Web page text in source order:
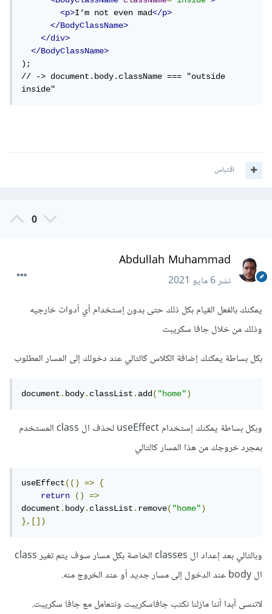
<p>I‘m not even mad</p>
</BodyClassName>
</div>
</BodyClassName>
);
// -> document.body.className === "outside
inside"
اقتباس
0
Abdullah Muhammad
نشر6 مايو 2021
يمكنك بالفعل القيام بكل ذلك حتى بدون إستخدام أي أدوات خارجيه
وذلك من خلال جافا سكريبت
بكل بساطة يمكنك إضافة الكلاس كالتالي عند دخولك إلى المسار المطلوب
document.body.classList.add("home")
وبكل بساطة يمكنك إستخدام useEffect لحذف ال class المستخدم
بمجرد خروجك من هذا المسار كالتالي
useEffect(() =>
{
return
()
=>
document.body.classList.remove("home")
},[])
وبالتالي بعد إعداد ال classes الخاصة بكل مسار سوف يتم تغير class
ال body عند الدخول إلى مسار جديد أو عند الخروج منه.
لاتنسى أبدا أننا مازلنا نكتب جافاسكريبت ونتعامل مع جافا سكريبت.